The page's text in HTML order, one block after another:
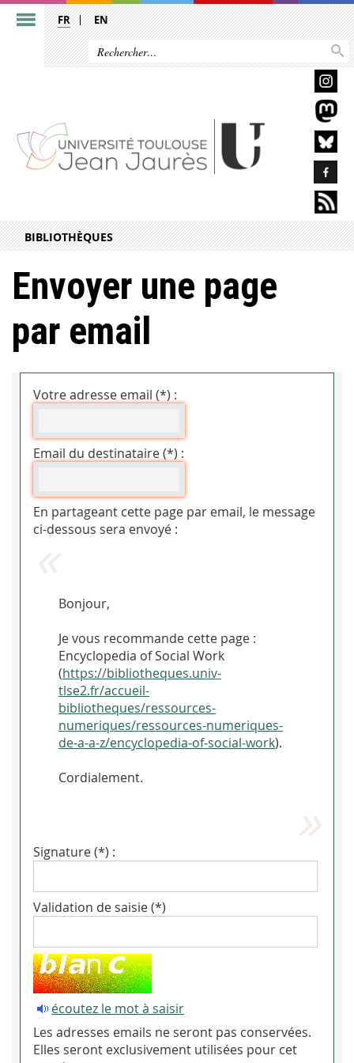
FR EN
BIBLIOTHÈQUES
Envoyer une page
par email
Votre adresse email (*) :
Email du destinataire (*) :
En partageant cette page par email, le message
ci-dessous sera envoyé :
Bonjour,
Je vous recommande cette page :
Encyclopedia of Social Work
(https://bibliotheques.univ-
tlse2.fr/accueil-
bibliotheques/ressources-
numeriques/ressources-numeriques-
de-a-a-z/encyclopedia-of-social-work).
Cordialement.
Signature (*) :
Validation de saisie (*)
écoutez le mot à saisir
Les adresses emails ne seront pas conservées.
Elles seront exclusivement utilisées pour cet